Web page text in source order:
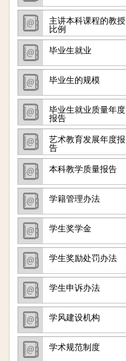
主讲本科课程的教授
比例
毕业生就业
毕业生的规模
毕业生就业质量年度
报告
艺术教育发展年度报
告
本科教学质量报告
学籍管理办法
学生奖学金
学生奖励处罚办法
学生申诉办法
学风建设机构
学术规范制度